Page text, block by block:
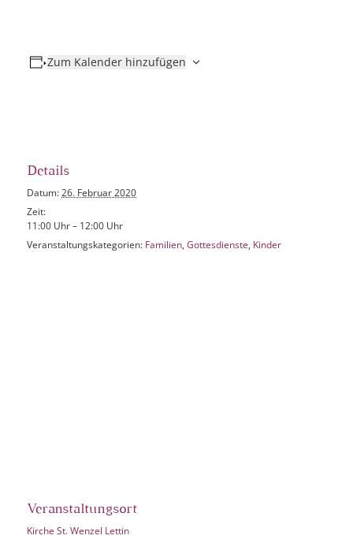
Zum Kalender hinzufügen
Details
Datum: 26. Februar 2020
Zeit:
11:00 Uhr – 12:00 Uhr
Veranstaltungskategorien: Familien,Gottesdienste, Kinder
Veranstaltungsort
Kirche St. Wenzel Lettin